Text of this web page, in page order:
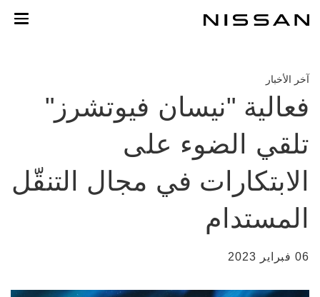
المحتوى
آخر الأخبار
فعالية "نيسان فيوتشرز"
تلقي الضوء على
الابتكارات في مجال التنقّل
المستدام
06 فبراير 2023